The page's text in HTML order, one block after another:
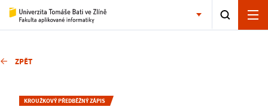
ZPĚT
KROUŽKOVÝ PŘEDBĚŽNÝ ZÁPIS